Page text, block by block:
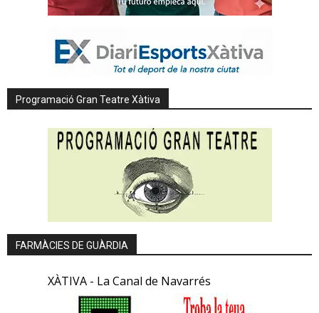
Programació Gran Teatre Xàtiva
FARMÀCIES DE GUÀRDIA
XÀTIVA - La Canal de Navarrés